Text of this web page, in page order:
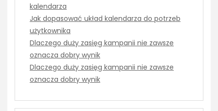
kalendarza
Jak dopasować układ kalendarza do potrzeb
użytkownika
Dlaczego duży zasięg kampanii nie zawsze
oznacza dobry wynik
Dlaczego duży zasięg kampanii nie zawsze
oznacza dobry wynik